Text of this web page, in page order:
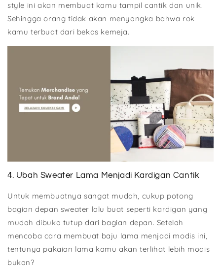
style ini akan membuat kamu tampil cantik dan unik.
Sehingga orang tidak akan menyangka bahwa rok
kamu terbuat dari bekas kemeja.
4. Ubah Sweater Lama Menjadi Kardigan Cantik
Untuk membuatnya sangat mudah, cukup potong
bagian depan sweater lalu buat seperti kardigan yang
mudah dibuka tutup dari bagian depan. Setelah
mencoba cara membuat baju lama menjadi modis ini,
tentunya pakaian lama kamu akan terlihat lebih modis
bukan?